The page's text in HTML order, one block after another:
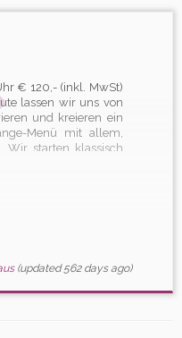
€ 120,- (inkl. MwSt)
lassen wir uns von
und kreieren ein
Menü mit allem,
Wir starten klassisch
(updated 562 days ago)